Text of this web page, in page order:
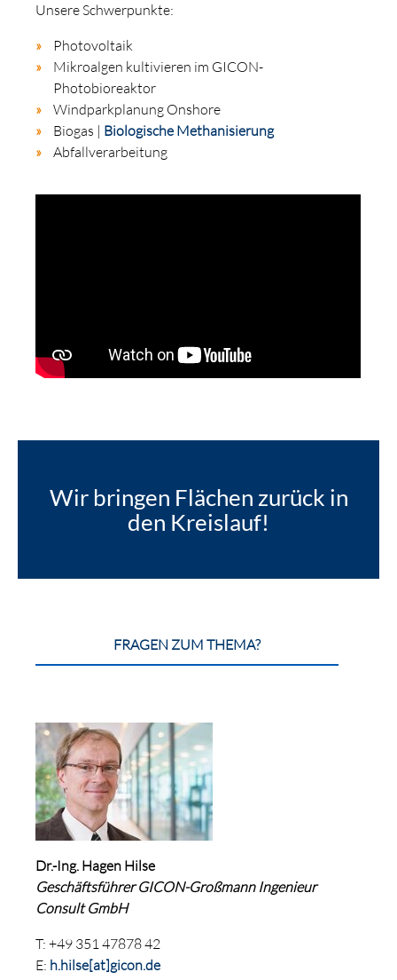
Unsere Schwerpunkte:
Photovoltaik
Mikroalgen kultivieren im GICON-
Photobioreaktor
Windparkplanung Onshore
Biogas | Biologische Methanisierung
Abfallverarbeitung
Wir bringen Flächen zurück in
den Kreislauf!
FRAGEN ZUM THEMA?
Dr.-Ing. Hagen Hilse
Geschäftsführer GICON-Großmann Ingenieur
Consult GmbH
T: +49 351 47878 42
E: h.hilse[at]gicon.de